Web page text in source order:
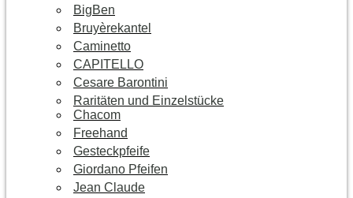
BigBen
Bruyèrekantel
Caminetto
CAPITELLO
Cesare Barontini
Raritäten und Einzelstücke
Chacom
Freehand
Gesteckpfeife
Giordano Pfeifen
Jean Claude